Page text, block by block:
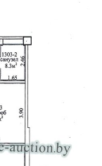
помещение;
помещение;
сведениям,
в
(фото